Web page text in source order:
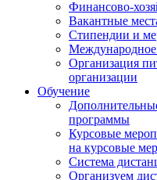
Финансово-
Вакантные
Стипендии и
Международное
Организация
организации
Обучение
программы
Курсовые
на курсовые
Система
Организуем